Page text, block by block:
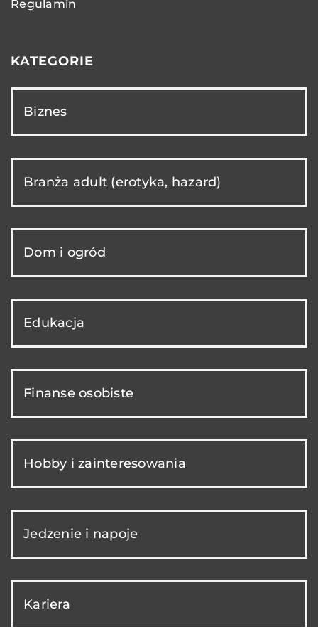
Regulamin
KATEGORIE
Biznes
Branża adult (erotyka, hazard)
Dom i ogród
Edukacja
Finanse osobiste
Hobby i zainteresowania
Jedzenie i napoje
Kariera